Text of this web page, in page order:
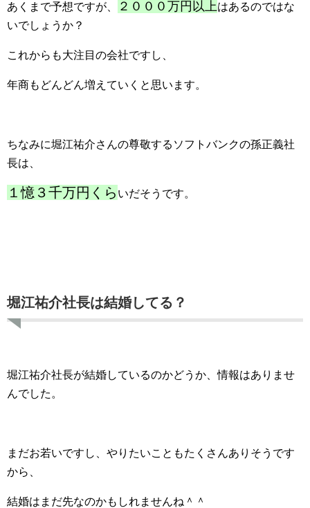
あくまで予想ですが、 ２０００万円以上はあるのではな
いでしょうか？
これからも大注目の会社ですし、
年商もどんどん増えていくと思います。
ちなみに堀江祐介さんの尊敬するソフトバンクの孫正義社
長は、
１憶３千万円くら いだそうです。
堀江祐介社長は結婚してる？
堀江祐介社長が結婚しているのかどうか、情報はありませ
んでした。
まだお若いですし、やりたいこともたくさんありそうです
から、
結婚はまだ先なのかもしれませんね＾＾